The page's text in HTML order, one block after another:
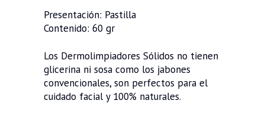
Presentación: Pastilla
Contenido: 60 gr
Los Dermolimpiadores Sólidos no tienen
glicerina ni sosa como los jabones
convencionales, son perfectos para el
cuidado facial y 100% naturales.